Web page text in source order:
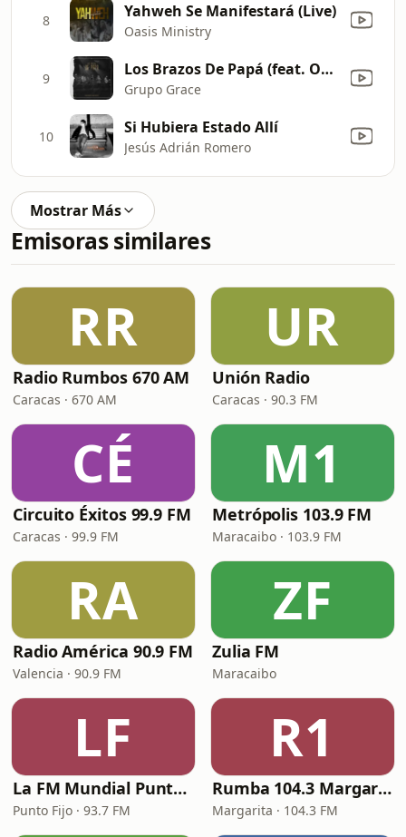
8 Yahweh Se Manifestará (Live)
Oasis Ministry
9 Los Brazos De Papá (feat. Oasis Ministry)
Grupo Grace
10 Si Hubiera Estado Allí
Jesús Adrián Romero
Mostrar Más
Emisoras similares
RR
Radio Rumbos 670 AM
Caracas · 670 AM
UR
Unión Radio
Caracas · 90.3 FM
CÉ
Circuito Éxitos 99.9 FM
Caracas · 99.9 FM
M1
Metrópolis 103.9 FM
Maracaibo · 103.9 FM
RA
Radio América 90.9 FM
Valencia · 90.9 FM
ZF
Zulia FM
Maracaibo
LF
La FM Mundial Punto Fijo
Punto Fijo · 93.7 FM
R1
Rumba 104.3 Margarita FM
Margarita · 104.3 FM